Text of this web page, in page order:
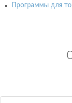
Программы для